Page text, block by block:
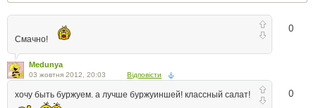
0
Смачно!
Medunya
03 жовтня 2012, 20:03 Відповісти
0
хочу быть буржуем. а лучше буржуиншей! классный салат!